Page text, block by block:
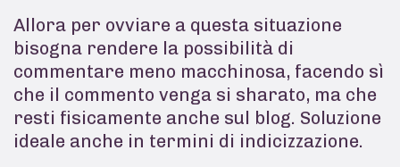
Allora per ovviare a questa situazione
bisogna rendere la possibilità di
commentare meno macchinosa, facendo sì
che il commento venga si sharato, ma che
resti fisicamente anche sul blog. Soluzione
ideale anche in termini di indicizzazione.